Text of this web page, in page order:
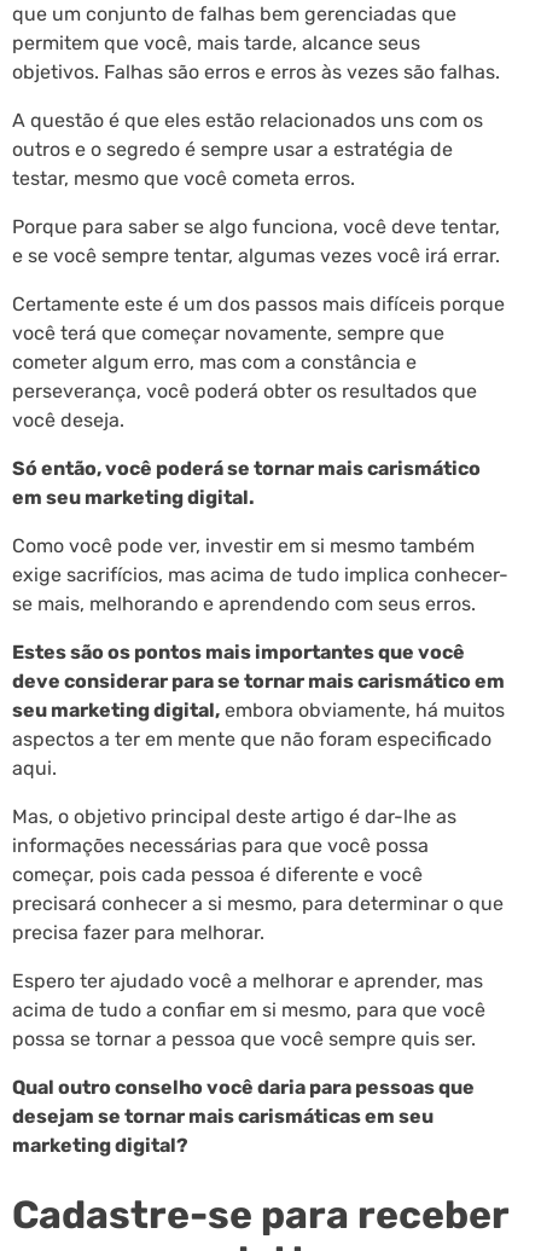
que um conjunto de falhas bem gerenciadas que
permitem que você, mais tarde, alcance seus
objetivos. Falhas são erros e erros às vezes são falhas.
A questão é que eles estão relacionados uns com os
outros e o segredo é sempre usar a estratégia de
testar, mesmo que você cometa erros.
Porque para saber se algo funciona, você deve tentar,
e se você sempre tentar, algumas vezes você irá errar.
Certamente este é um dos passos mais difíceis porque
você terá que começar novamente, sempre que
cometer algum erro, mas com a constância e
perseverança, você poderá obter os resultados que
você deseja.
Só então, você poderá se tornar mais carismático
em seu marketing digital.
Como você pode ver, investir em si mesmo também
exige sacrifícios, mas acima de tudo implica conhecer-
se mais, melhorando e aprendendo com seus erros.
Estes são os pontos mais importantes que você
deve considerar para se tornar mais carismático em
seu marketing digital, embora obviamente, há muitos
aspectos a ter em mente que não foram especificado
aqui.
Mas, o objetivo principal deste artigo é dar-lhe as
informações necessárias para que você possa
começar, pois cada pessoa é diferente e você
precisará conhecer a si mesmo, para determinar o que
precisa fazer para melhorar.
Espero ter ajudado você a melhorar e aprender, mas
acima de tudo a confiar em si mesmo, para que você
possa se tornar a pessoa que você sempre quis ser.
Qual outro conselho você daria para pessoas que
desejam se tornar mais carismáticas em seu
marketing digital?
Cadastre-se para receber